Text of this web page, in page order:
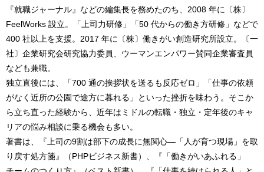
『就職ジャーナル』などの編集長を務めたのち、2008 年に〔株〕
FeelWorks 設立。「上司力研修」「50 代からの働き方研修」などで
400 社以上を支援。2017 年に〔株〕働きがい創造研究所設立。〔一
社〕企業研究会研究協力委員、ウーマンエンパワー賛同企業審査員
なども兼職。
独立直後には、「700 通の挨拶状を送るも反応ゼロ」「仕事の依頼
がなく近所の公園で途方に暮れる」といった挫折を味わう。そこか
ら立ち直った経験から、近年はミドルの転職・独立・定年後のキャ
リアの悩み相談に乗る機会も多い。
著書は、『上司の9割は部下の成長に無関心―「人が育つ現場」を取
り戻す処方箋』（PHPビジネス新書）、『「働きがいあふれる」